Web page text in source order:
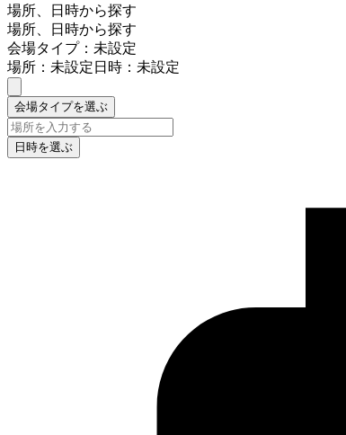
場所、日時から探す
場所、日時から探す
会場タイプ：未設定
場所：未設定日時：未設定
会場タイプを選ぶ
日時を選ぶ